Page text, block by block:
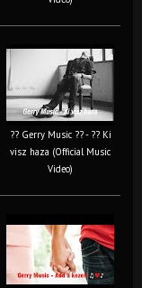
?? Gerry Music ?? - ?? Ki
visz haza (Official Music
Video)